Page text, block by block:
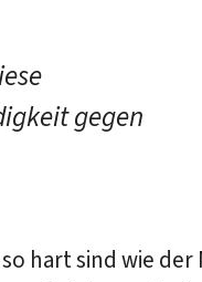
gegen
hart sind wie der